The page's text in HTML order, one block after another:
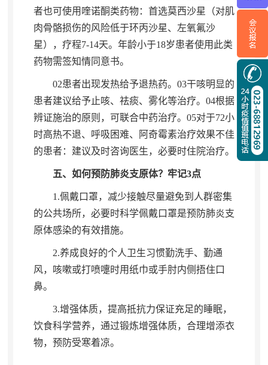
者也可使用喹诺酮类药物：首选莫西沙星（对肌
肉骨骼损伤的风险低于环丙沙星、左氧氟沙
星），疗程7-14天。 年龄小于18岁患者使用此类
药物需签知情同意书。
02患者出现发热给予退热药。 03干咳明显的
患者建议给予止咳、祛痰、雾化等治疗。04根据
辨证施治的原则 ， 可联合中药治疗。05对于72小
时高热不退、呼吸困难、阿奇霉素治疗效果不佳
的患者：建议及时咨询医生， 必要时住院治疗。
五、如何预防肺炎支原体？牢记3点
1.佩戴口罩， 减少接触尽量避免到人群密集
的公共场所，必要时科学佩戴口罩是预防肺炎支
原体感染的有效措施。
2.养成良好的个人卫生习惯勤洗手、勤通
风，
咳嗽或打喷嚏时用纸巾或手肘内侧捂住口
鼻。
3.增强体质， 提高抵抗力保证充足的睡眠，
饮食科学营养， 通过锻炼增强体质，合理增添衣
物， 预防受寒着凉。